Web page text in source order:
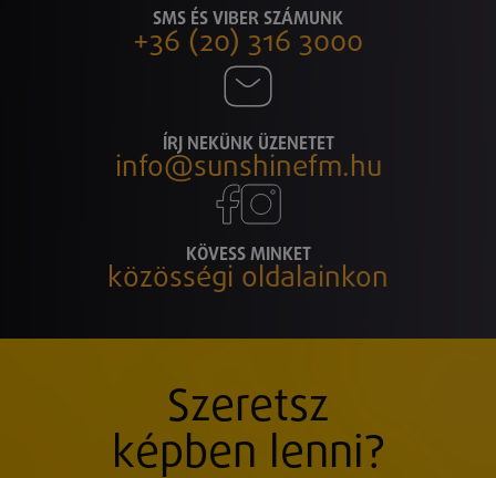
SMS ÉS VIBER SZÁMUNK
+36 (20) 316 3000
ÍRJ NEKÜNK ÜZENETET
info@sunshinefm.hu
KÖVESS MINKET
közösségi oldalainkon
Szeretsz
képben lenni?